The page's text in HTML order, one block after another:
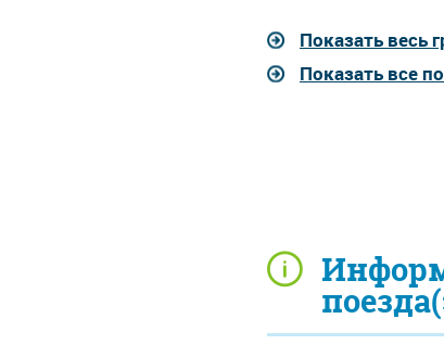
Показать весь
Показать все